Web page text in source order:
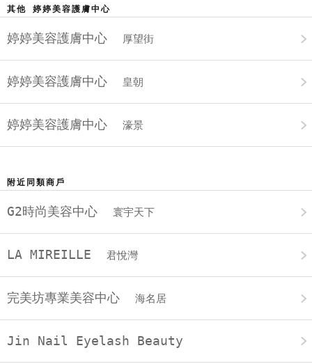
其他 婷婷美容護膚中心
婷婷美容護膚中心 厚望街
婷婷美容護膚中心 皇朝
婷婷美容護膚中心 濠景
附近同類商戶
G2時尚美容中心 寰宇天下
LA MIREILLE 君悅灣
完美坊專業美容中心 海名居
Jin Nail Eyelash Beauty